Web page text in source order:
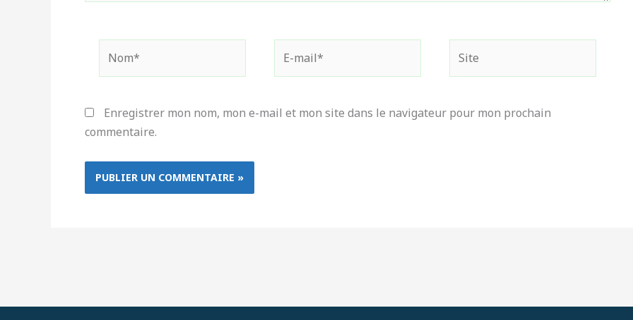
mail*
Enregistrer mon nom, mon e-mail et mon site dans le navigateur pour mon prochain
commentaire.